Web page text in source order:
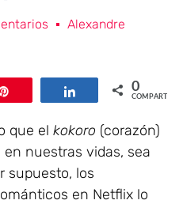
Alexandre
Compartir0
COMPARTIR
que el kokoro (corazón)
nuestras vidas, sea
supuesto, los
en Netflix lo